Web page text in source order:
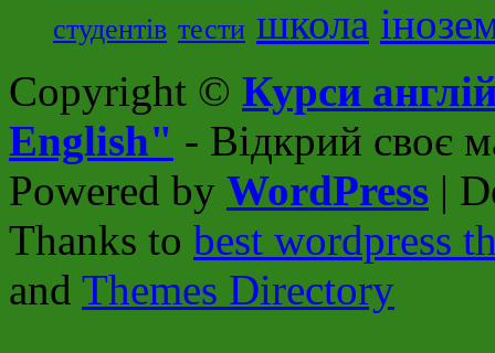
студентів тести школа
Copyright © Курси
English" - Відкрий своє
Powered by WordPress |
Thanks to best wordpress
and Themes Directory